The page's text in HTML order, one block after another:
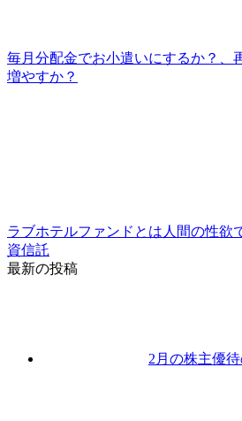
毎月分配金でお小遣いにするか？、
増やすか？
ラブホテルファンドとは人間の性欲
資信託
最新の投稿
2月の株主優